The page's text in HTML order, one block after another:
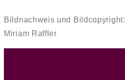
Bildnachweis und Bildcopyright:
Miriam Raffler